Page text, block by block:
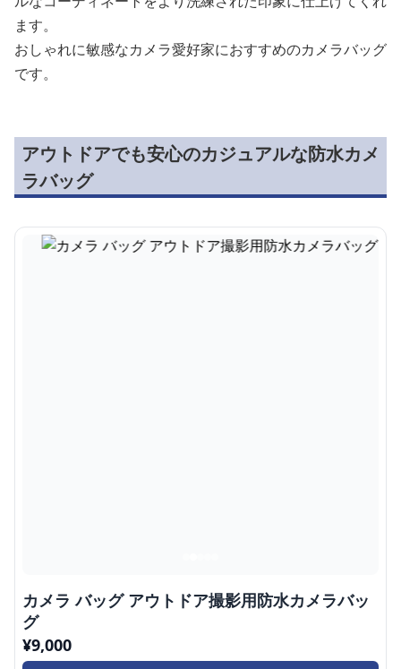
ます。
おしゃれに敏感なカメラ愛好家におすすめのカメラバッグ
です。
アウトドアでも安心のカジュアルな防水カメ
ラバッグ
カメラ バッグ アウトドア撮影用防水カメラバッ
グ
¥9,000